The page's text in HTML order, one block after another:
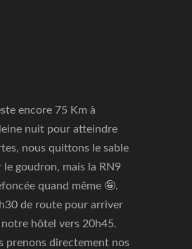
encore 75 Km à
nuit pour atteindre
nous quittons le sable
goudron, mais la RN9
quand même 🤪.
de route pour arriver
hôtel vers 20h45.
prenons directement nos